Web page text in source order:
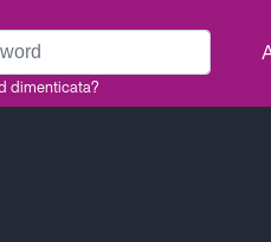
dimenticata?